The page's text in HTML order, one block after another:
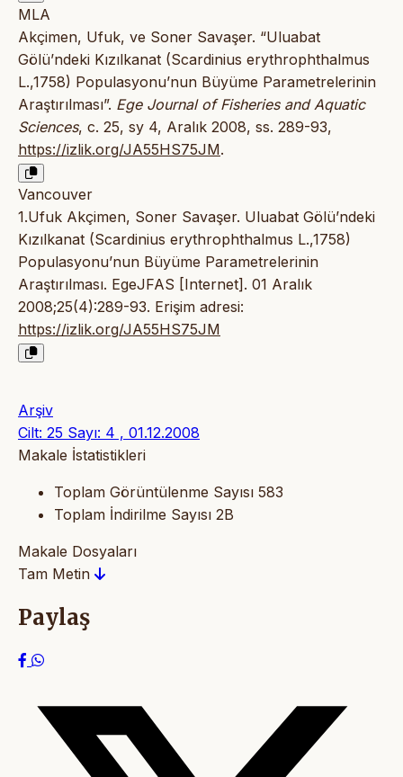
MLA
Akçimen, Ufuk, ve Soner Savaşer. “Uluabat
Gölü’ndeki Kızılkanat (Scardinius erythrophthalmus
L.,1758) Populasyonu’nun Büyüme Parametrelerinin
Araştırılması”. Ege Journal of Fisheries and Aquatic
Sciences, c. 25, sy 4, Aralık 2008, ss. 289-93,
https://izlik.org/JA55HS75JM.
Vancouver
1.Ufuk Akçimen, Soner Savaşer. Uluabat Gölü’ndeki
Kızılkanat (Scardinius erythrophthalmus L.,1758)
Populasyonu’nun Büyüme Parametrelerinin
Araştırılması. EgeJFAS [Internet]. 01 Aralık
2008;25(4):289-93. Erişim adresi:
https://izlik.org/JA55HS75JM
Arşiv
Cilt: 25 Sayı: 4 , 01.12.2008
Makale İstatistikleri
Toplam Görüntülenme Sayısı 583
Toplam İndirilme Sayısı 2B
Makale Dosyaları
Tam Metin
Paylaş